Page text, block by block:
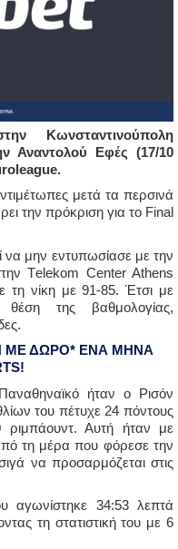
Κωνσταντινούπολη
Αναντολού Εφές (17/10
μετά τα περσινά
την πρόκριση για το Final
να μην εντυπωσίασε με την
Τelekom Center Athens
τη νίκη με 91-85. Έτσι με
θέση της βαθμολογίας,
ΜΕ ΔΩΡΟ* ΕΝΑ ΜΗΝΑ
ήταν ο Ρισόν
του πέτυχε 24 πόντους
ριμπάουντ. Αυτή ήταν με
τη μέρα που φόρεσε την
να προσαρμόζεται στις
αγωνίστηκε 34:53 λεπτά
τη στατιστική του με 6